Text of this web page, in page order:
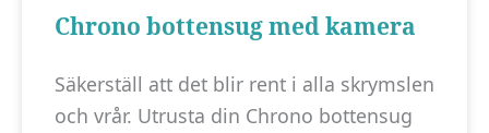
Chrono bottensug med kamera
Säkerställ att det blir rent i alla skrymslen
och vrår. Utrusta din Chrono bottensug